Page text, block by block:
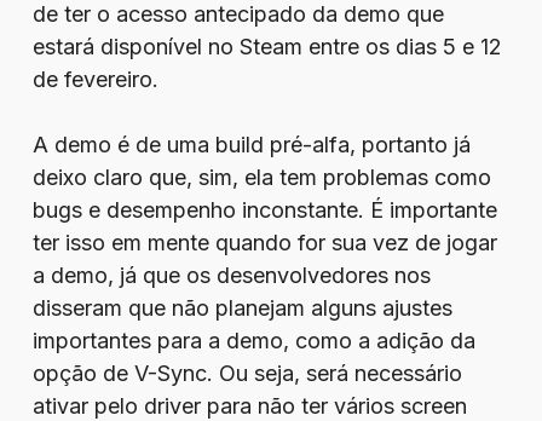
de ter o acesso antecipado da demo que
estará disponível no Steam entre os dias 5 e 12
de fevereiro.
A demo é de uma build pré-alfa, portanto já
deixo claro que, sim, ela tem problemas como
bugs e desempenho inconstante. É importante
ter isso em mente quando for sua vez de jogar
a demo, já que os desenvolvedores nos
disseram que não planejam alguns ajustes
importantes para a demo, como a adição da
opção de V-Sync. Ou seja, será necessário
ativar pelo driver para não ter vários screen